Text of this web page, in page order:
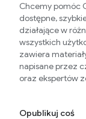
Chcemy pomóc
dostępne,
działające w
wszystkich
zawiera
napisane przez
oraz ekspertów
Opublikuj coś